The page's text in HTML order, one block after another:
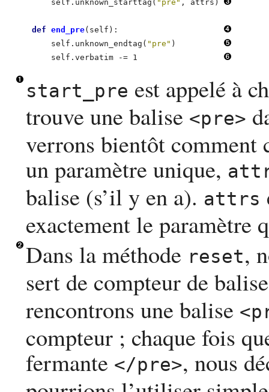
        self.unknown_starttag(
"pre" , attrs)
def end_pre(self):
        self.unknown_endtag(
"pre" )
        self.verbatim -= 1
start_pre est appelé à
trouve une balise <pre>
verrons bientôt comment
un paramètre unique,
balise (s’il y en a). attrs
exactement le paramètre
Dans la méthode reset,
sert de compteur de
rencontrons une balise
compteur ; chaque fois
fermante </pre>, nous